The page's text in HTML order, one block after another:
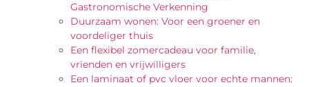
Gastronomische Verkenning
Duurzaam wonen: Voor een groener en
voordeliger thuis
Een flexibel zomercadeau voor familie,
vrienden en vrijwilligers
Een laminaat of pvc vloer voor echte mannen: